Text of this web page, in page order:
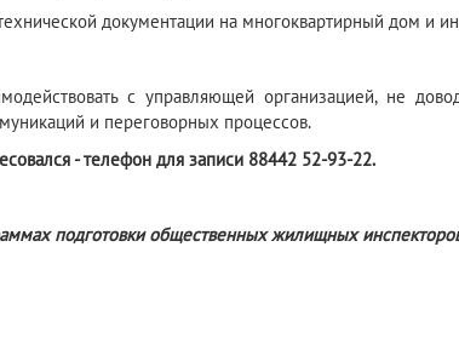
документации на многоквартирный дом и
с управляющей организацией, не
и переговорных процессов.
- телефон для записи 88442 52-93-22.
подготовки общественных жилищных